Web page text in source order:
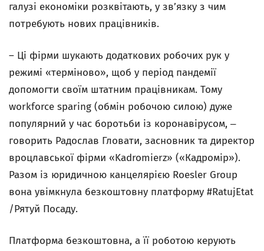
галузі економіки розквітають, у зв’язку з чим
потребують нових працівників.
– Ці фірми шукають додаткових робочих рук у
режимі «терміново», щоб у період пандемії
допомогти своїм штатним працівникам. Тому
workforce sparing (обмін робочою силою) дуже
популярний у час боротьби із коронавірусом, ‒
говорить Радослав Гловати, засновник та директор
вроцлавської фірми «Kadromierz» («Кадромір»).
Разом із юридичною канцелярією Roesler Group
вона увімкнула безкоштовну платформу #RatujEtat
/Рятуй Посаду.
Платформа безкоштовна, а її роботою керують